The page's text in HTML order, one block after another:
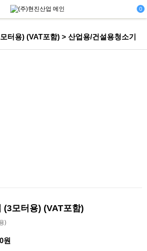
0
터용) (VAT포함) > 산업용/건설용청소기
(3모터용) (VAT포함)
)
원